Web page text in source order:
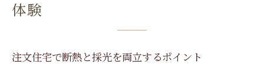
体験
注文住宅で断熱と採光を両立するポイント